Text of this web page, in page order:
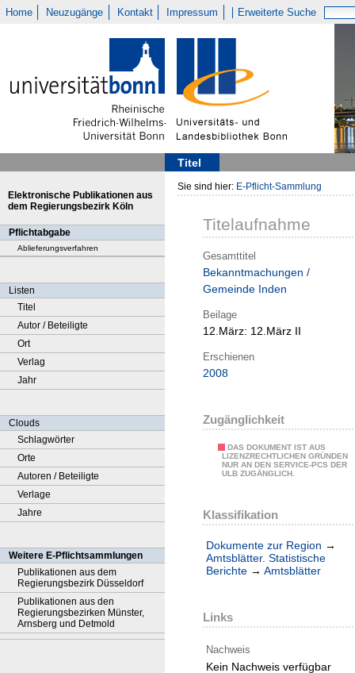
Home Neuzugänge Kontakt Impressum Erweiterte Suche
Titel
Elektronische Publikationen aus
dem Regierungsbezirk Köln
Pflichtabgabe
Ablieferungsverfahren
Listen
Titel
Autor / Beteiligte
Ort
Verlag
Jahr
Clouds
Schlagwörter
Orte
Autoren / Beteiligte
Verlage
Jahre
Weitere E-Pflichtsammlungen
Publikationen aus dem
Regierungsbezirk Düsseldorf
Publikationen aus den
Regierungsbezirken Münster,
Arnsberg und Detmold
Sie sind hier: E-Pflicht-Sammlung
Titelaufnahme
Gesamttitel
Bekanntmachungen /
Gemeinde Inden
Beilage
12.März: 12.März II
Erschienen
2008
Zugänglichkeit
DAS DOKUMENT IST AUS
LIZENZRECHTLICHEN GRÜNDEN
NUR AN DEN SERVICE-PCS DER
ULB ZUGÄNGLICH.
Klassifikation
Dokumente zur Region →
Amtsblätter. Statistische
Berichte → Amtsblätter
Links
Nachweis
Kein Nachweis verfügbar